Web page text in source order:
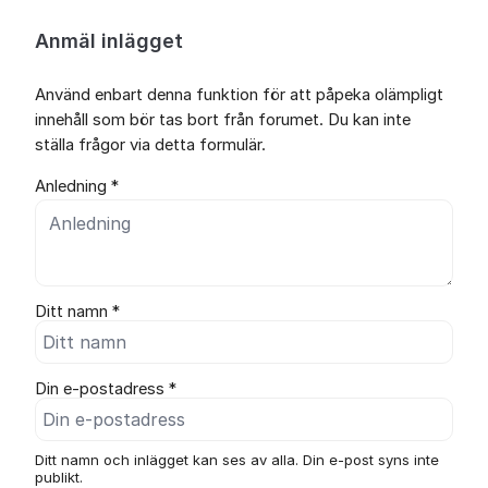
Anmäl inlägget
Använd enbart denna funktion för att påpeka olämpligt
innehåll som bör tas bort från forumet. Du kan inte
ställa frågor via detta formulär.
Anledning *
Ditt namn *
Din e-postadress *
Ditt namn och inlägget kan ses av alla. Din e-post syns inte
publikt.